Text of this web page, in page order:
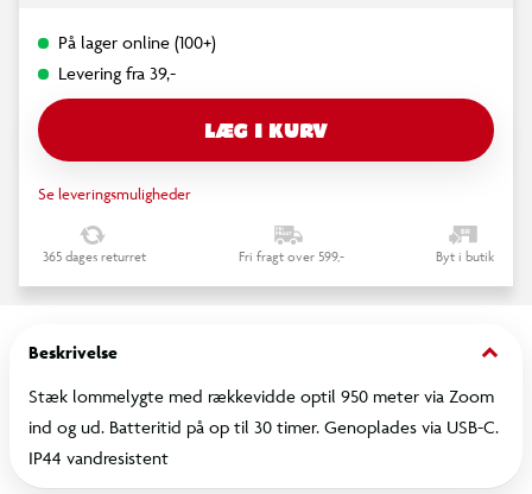
På lager online (100+)
Levering fra 39,-
LÆG I KURV
Se leveringsmuligheder
365 dages returret Fri fragt over 599,- Byt i butik
Beskrivelse keyboard_arrow_down
Stæk lommelygte med rækkevidde optil 950 meter via Zoom
ind og ud. Batteritid på op til 30 timer. Genoplades via USB-C.
IP44 vandresistent